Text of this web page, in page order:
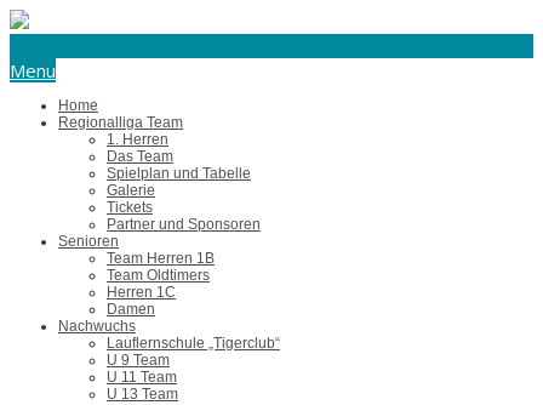
Menu
Home
Regionalliga Team
1. Herren
Das Team
Spielplan und Tabelle
Galerie
Tickets
Partner und Sponsoren
Senioren
Team Herren 1B
Team Oldtimers
Herren 1C
Damen
Nachwuchs
Lauflernschule „Tigerclub“
U 9 Team
U 11 Team
U 13 Team